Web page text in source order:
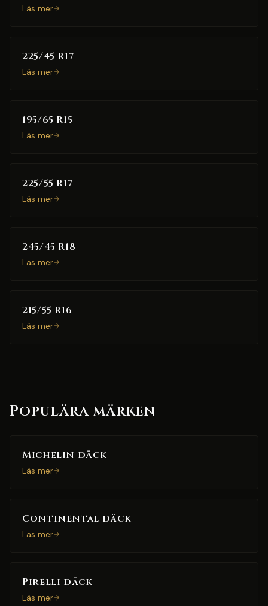
Läs mer
225/45 R17
Läs mer
195/65 R15
Läs mer
225/55 R17
Läs mer
245/45 R18
Läs mer
215/55 R16
Läs mer
Populära märken
Michelin däck
Läs mer
Continental däck
Läs mer
Pirelli däck
Läs mer